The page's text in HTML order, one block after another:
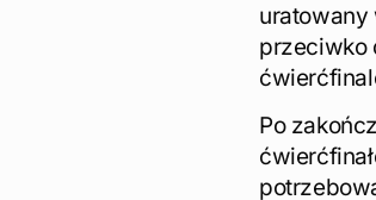
uratowany
przeciwko
Po